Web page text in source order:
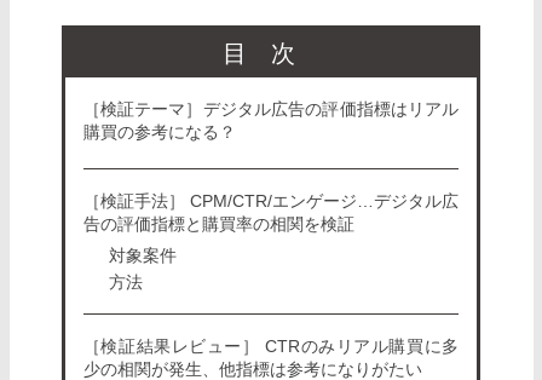
目次
［検証テーマ］デジタル広告の評価指標はリアル
購買の参考になる？
［検証手法］ CPM/CTR/エンゲージ…デジタル広
告の評価指標と購買率の相関を検証
対象案件
方法
［検証結果レビュー］ CTRのみリアル購買に多
少の相関が発生、他指標は参考になりがたい